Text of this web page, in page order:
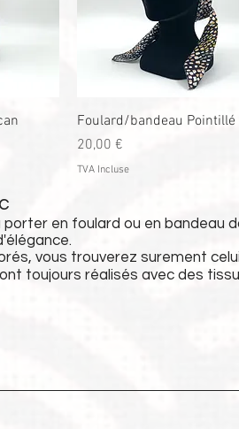
Aperçu rapide
Foulard/bandeau Pointillé
Prix
20,00 €
TVA Incluse
porter en foulard ou en bandeau
vous trouverez surement
toujours réalisés avec des